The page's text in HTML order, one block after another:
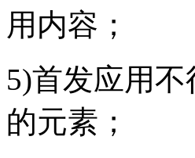
用内容；
5)首发应用
的元素；